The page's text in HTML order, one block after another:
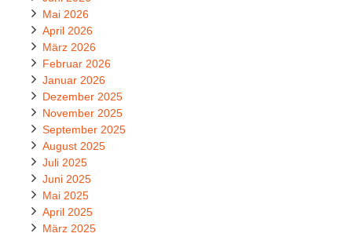
Mai 2026
April 2026
März 2026
Februar 2026
Januar 2026
Dezember 2025
November 2025
September 2025
August 2025
Juli 2025
Juni 2025
Mai 2025
April 2025
März 2025